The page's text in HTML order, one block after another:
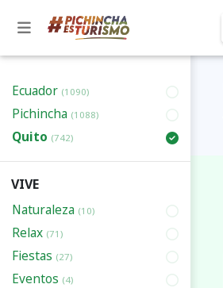
Ecuador (1090)
Pichincha (1088)
Quito (742)
VIVE
Naturaleza (10)
Relax (71)
Fiestas (27)
Eventos (4)